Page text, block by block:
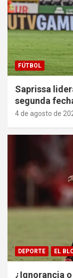
FÚTBOL
Saprissa
segunda
4 de agosto de
DEPORTE EL
¿Ignorancia